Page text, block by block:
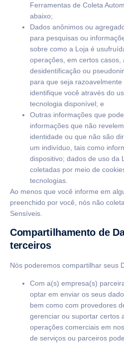
Ferramentas de Coleta
abaixo;
Dados anônimos ou
para pesquisas ou
sobre como a Loja é
operações, em certos casos,
desidentificação ou
para que seja
identifique você através do
tecnologia disponível; e
Outras informações que
informações que não
identidade ou que não são
um indivíduo, tais como
dispositivo; dados de uso da
coletadas por meio de
tecnologias.
Ao menos que você informe em
preenchido por você, nós não
Sensíveis.
Compartilhamento de
terceiros
Nós poderemos compartilhar seus
Com a(s) empresa(s)
optar em enviar os seus
bem como com provedores
gerenciar ou suportar certos
operações comerciais em
de serviços ou parceiros